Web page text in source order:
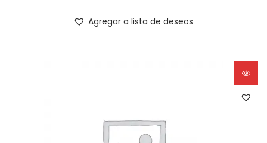
Agregar a lista de deseos